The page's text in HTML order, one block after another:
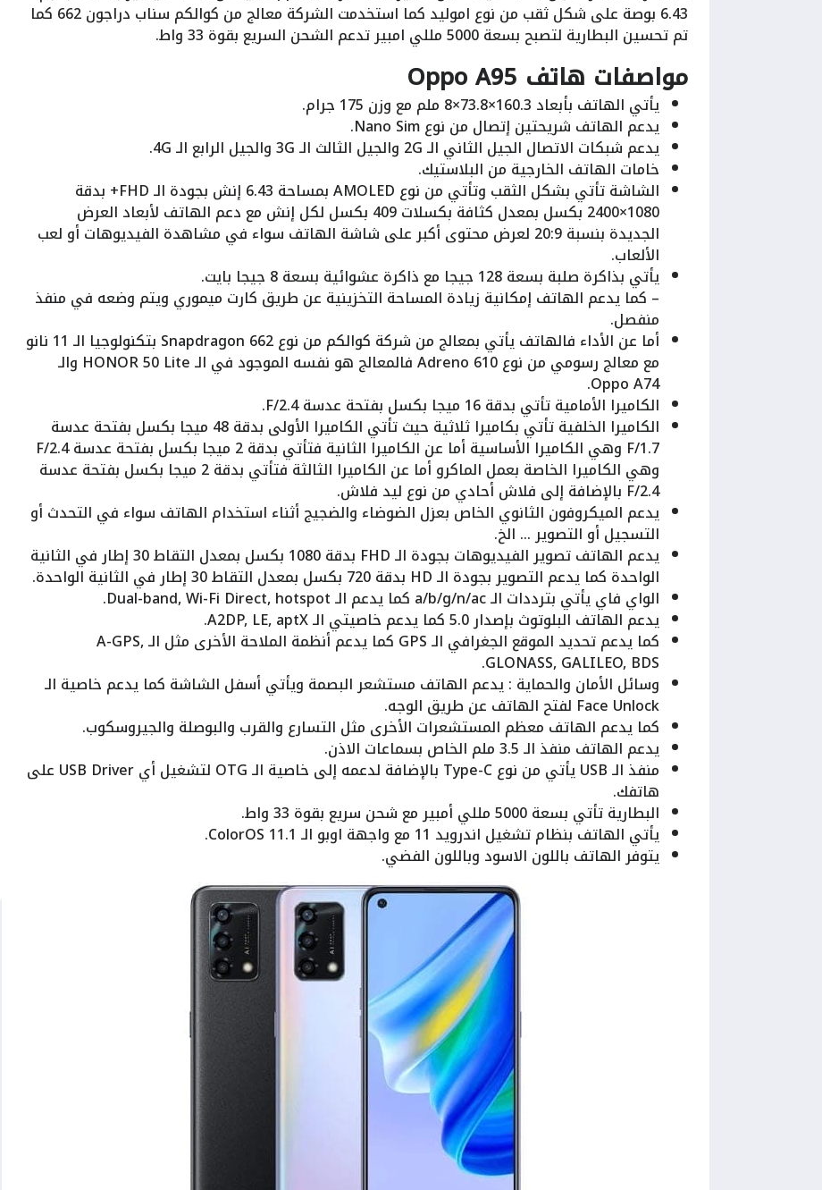
6.43 بوصة على شكل ثقب من نوع اموليد كما استخدمت الشركة معالج من كوالكم سناب دراجون 662 كما
تم تحسين البطارية لتصبح بسعة 5000 مللي امبير تدعم الشحن السريع بقوة 33 واط.
مواصفات هاتف Oppo A95
يأتي الهاتف بأبعاد 160.3×73.8×8 ملم مع وزن 175 جرام.
يدعم الهاتف شريحتين إتصال من نوع Nano Sim.
يدعم شبكات الاتصال الجيل الثاني الـ 2G والجيل الثالث الـ 3G والجيل الرابع الـ 4G.
خامات الهاتف الخارجية من البلاستيك.
الشاشة تأتي بشكل الثقب وتأتي من نوع AMOLED بمساحة 6.43 إنش بجودة الـ FHD+ بدقة
1080×2400 بكسل بمعدل كثافة بكسلات 409 بكسل لكل إنش مع دعم الهاتف لأبعاد العرض
الجديدة بنسبة 20:9 لعرض محتوى أكبر على شاشة الهاتف سواء في مشاهدة الفيديوهات أو لعب
الألعاب.
يأتي بذاكرة صلبة بسعة 128 جيجا مع ذاكرة عشوائية بسعة 8 جيجا بايت.
– كما يدعم الهاتف إمكانية زيادة المساحة التخزينية عن طريق كارت ميموري ويتم وضعه في منفذ
منفصل.
أما عن الأداء فالهاتف يأتي بمعالج من شركة كوالكم من نوع Snapdragon 662 بتكنولوجيا الـ 11 نانو
مع معالج رسومي من نوع Adreno 610 فالمعالج هو نفسه الموجود في الـ HONOR 50 Lite والـ
Oppo A74.
الكاميرا الأمامية تأتي بدقة 16 ميجا بكسل بفتحة عدسة F/2.4.
الكاميرا الخلفية تأتي بكاميرا ثلاثية حيث تأتي الكاميرا الأولى بدقة 48 ميجا بكسل بفتحة عدسة
F/1.7 وهي الكاميرا الأساسية أما عن الكاميرا الثانية فتأتي بدقة 2 ميجا بكسل بفتحة عدسة F/2.4
وهي الكاميرا الخاصة بعمل الماكرو أما عن الكاميرا الثالثة فتأتي بدقة 2 ميجا بكسل بفتحة عدسة
F/2.4 بالإضافة إلى فلاش أحادي من نوع ليد فلاش.
يدعم الميكروفون الثانوي الخاص بعزل الضوضاء والضجيج أثناء استخدام الهاتف سواء في التحدث أو
التسجيل أو التصوير … الخ.
يدعم الهاتف تصوير الفيديوهات بجودة الـ FHD بدقة 1080 بكسل بمعدل التقاط 30 إطار في الثانية
الواحدة كما يدعم التصوير بجودة الـ HD بدقة 720 بكسل بمعدل التقاط 30 إطار في الثانية الواحدة.
الواي فاي يأتي بترددات الـ a/b/g/n/ac كما يدعم الـ Dual-band, Wi-Fi Direct, hotspot.
يدعم الهاتف البلوتوث بإصدار 5.0 كما يدعم خاصيتي الـ A2DP, LE, aptX.
كما يدعم تحديد الموقع الجغرافي الـ GPS كما يدعم أنظمة الملاحة الأخرى مثل الـ A-GPS,
GLONASS, GALILEO, BDS.
وسائل الأمان والحماية : يدعم الهاتف مستشعر البصمة ويأتي أسفل الشاشة كما يدعم خاصية الـ
Face Unlock لفتح الهاتف عن طريق الوجه.
كما يدعم الهاتف معظم المستشعرات الأخرى مثل التسارع والقرب والبوصلة والجيروسكوب.
يدعم الهاتف منفذ الـ 3.5 ملم الخاص بسماعات الاذن.
منفذ الـ USB يأتي من نوع Type-C بالإضافة لدعمه إلى خاصية الـ OTG لتشغيل أي USB Driver على
هاتفك.
البطارية تأتي بسعة 5000 مللي أمبير مع شحن سريع بقوة 33 واط.
يأتي الهاتف بنظام تشغيل اندرويد 11 مع واجهة اوبو الـ ColorOS 11.1.
يتوفر الهاتف باللون الاسود وباللون الفضي.